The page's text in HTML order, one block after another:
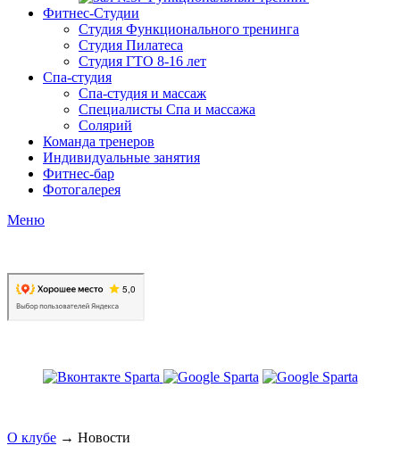
Фитнес-Студии
Студия Функционального тренинга
Студия Пилатеса
Студия ГТО 8-16 лет
Спа-студия
Спа-студия и массаж
Специалисты Спа и массажа
Солярий
Команда тренеров
Индивидуальные занятия
Фитнес-бар
Фотогалерея
Меню
О клубе → Новости